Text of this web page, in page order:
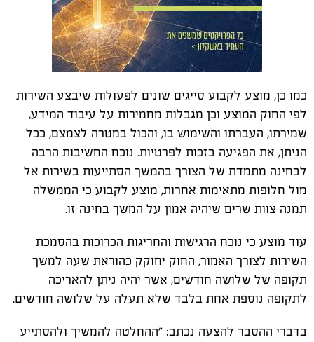
כמו כן, מוצע לקבוע סייגים שונים לפעולות שיבצע השירות
לפי החוק המוצע וכן מגבלות מחמירות על עיבוד המידע,
שמירתו, העברתו והשימוש בו, והכול במטרה לצמצם, ככל
הניתן, את הפגיעה בזכות לפרטיות. נוכח החשיבות הרבה
לבחינה מתמדת של הצורך בהמשך הסתייעות בשירות אל
מול חלופות מתאימות אחרות, מוצע לקבוע כי הממשלה
תמנה צוות שרים שיהיה אמון על המשך בחינה זו.
עוד מוצע כי נוכח הרגישות והחריגות הכרוכות בהסמכת
השירות לצורך האמור, החוק יחוקק כהוראת שעה למשך
תקופה של שלושה חודשים, אשר יהיה ניתן להאריכה
לתקופה נוספת אחת בלבד שלא תעלה על שלושה חודשים.
בדברי ההסבר להצעה נכתב: "ההחלטה להמשיך ולהסתייע